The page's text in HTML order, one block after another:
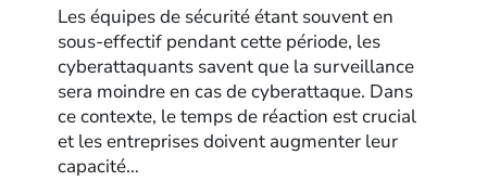
Les équipes de sécurité étant souvent en
sous-effectif pendant cette période, les
cyberattaquants savent que la surveillance
sera moindre en cas de cyberattaque. Dans
ce contexte, le temps de réaction est crucial
et les entreprises doivent augmenter leur
capacité…